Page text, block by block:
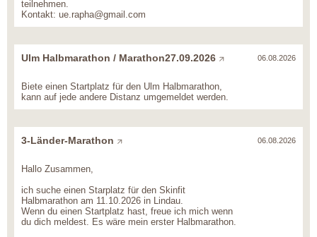
teilnehmen.
Kontakt: ue.rapha@gmail.com
Ulm Halbmarathon / Marathon27.09.2026 06.08.2026
Biete einen Startplatz für den Ulm Halbmarathon,
kann auf jede andere Distanz umgemeldet werden.
3-Länder-Marathon 06.08.2026
Hallo Zusammen,
ich suche einen Starplatz für den Skinfit
Halbmarathon am 11.10.2026 in Lindau.
Wenn du einen Startplatz hast, freue ich mich wenn
du dich meldest. Es wäre mein erster Halbmarathon.